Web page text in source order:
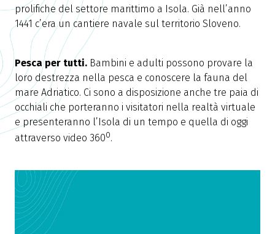
prolifiche del settore marittimo a Isola. Già nell’anno
1441 c’era un cantiere navale sul territorio Sloveno.
Pesca per tutti. Bambini e adulti possono provare la
loro destrezza nella pesca e conoscere la fauna del
mare Adriatico. Ci sono a disposizione anche tre paia di
occhiali che porteranno i visitatori nella realtà virtuale
e presenteranno l’Isola di un tempo e quella di oggi
attraverso video 3600.